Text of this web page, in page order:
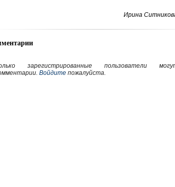
Ирина
зарегистрированные пользователи
Войдитепожалуйста.